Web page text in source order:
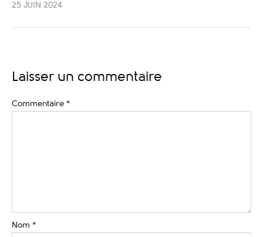
25 JUIN 2024
Laisser un commentaire
Commentaire *
Nom *